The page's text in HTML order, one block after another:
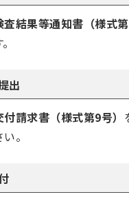
結果等通知書（様式第
出
請求書（様式第9号）
。